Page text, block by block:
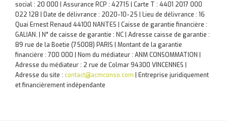
social : 20 000 | Assurance RCP : 42715 | Carte T : 4401 2017 000
022 128 | Date de délivrance : 2020-10-25 | Lieu de délivrance : 16
Quai Ernest Renaud 44100 NANTES | Caisse de garantie financière :
GALIAN. | N° de caisse de garantie : NC | Adresse caisse de garantie :
89 rue de la Boetie (75008) PARIS | Montant de la garantie
financière : 700 000 | Nom du médiateur : ANM CONSOMMATION |
Adresse du médiateur : 2 rue de Colmar 94300 VINCENNES |
Adresse du site : contact@acmconso.com
Entreprise juridiquement
et financièrement indépendante